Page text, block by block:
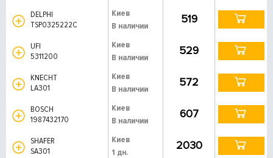
DELPHI
TSP0325222C
Киев
В наличии
519
UFI
5311200
Киев
В наличии
529
KNECHT
LA301
Киев
В наличии
572
BOSCH
1987432170
Киев
В наличии
607
SHAFER
SA301
Киев
1 дн.
2030